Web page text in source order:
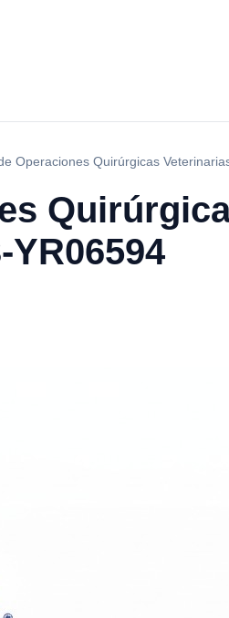
Operaciones Quirúrgicas